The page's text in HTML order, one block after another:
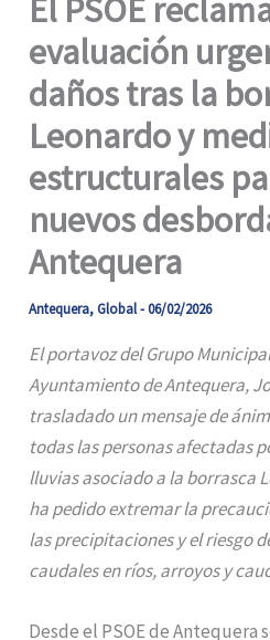
El PSOE
evaluación
daños tras la
Leonardo y
estructurales
nuevos
Antequera
Antequera,Global-06/02/2026
El portavoz del Grupo
Ayuntamiento de Antequera,
trasladado un mensaje de
todas las personas afectadas
lluvias asociado a la borrasca
ha pedido extremar la
las precipitaciones y el riesgo
caudales en ríos, arroyos y
Desde el PSOE de Antequera